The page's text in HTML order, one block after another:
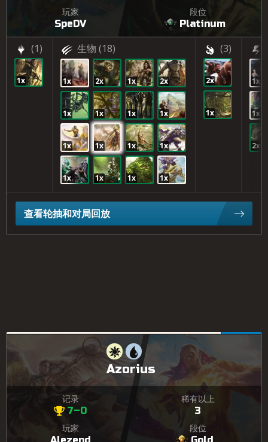
玩家
SpeDV
段位
Platinum
(1)
1x
生物 (18)
1x 2x 1x 2x
1x 1x 1x 1x
1x 1x 1x 1x
1x 1x 1x 1x
(3)
2x
1x
1x
1x
2x
查看轮抽和对局回放
Azorius
记录
7–0
稀有以上
3
玩家
段位